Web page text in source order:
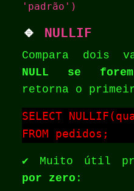
'padrão')
🔹 NULLIF
Compara dois
NULL se
retorna o
SELECT
FROM pedidos;
✔️ Muito útil
por zero :